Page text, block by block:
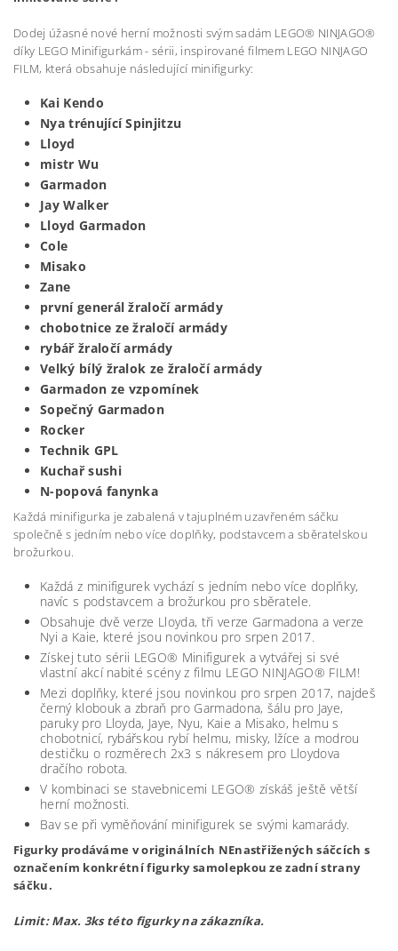
Dodej úžasné nové herní možnosti svým sadám LEGO® NINJAGO®
díky LEGO Minifigurkám - sérii, inspirované filmem LEGO NINJAGO
FILM, která obsahuje následující minifigurky:
Kai Kendo
Nya trénující Spinjitzu
Lloyd
mistr Wu
Garmadon
Jay Walker
Lloyd Garmadon
Cole
Misako
Zane
první generál žraločí armády
chobotnice ze žraločí armády
rybář žraločí armády
Velký bílý žralok ze žraločí armády
Garmadon ze vzpomínek
Sopečný Garmadon
Rocker
Technik GPL
Kuchař sushi
N-popová fanynka
Každá minifigurka je zabalená v tajuplném uzavřeném sáčku
společně s jedním nebo více doplňky, podstavcem a sběratelskou
brožurkou.
Každá z minifigurek vychází s jedním nebo více doplňky,
navíc s podstavcem a brožurkou pro sběratele.
Obsahuje dvě verze Lloyda, tři verze Garmadona a verze
Nyi a Kaie, které jsou novinkou pro srpen 2017.
Získej tuto sérii LEGO® Minifigurek a vytvářej si své
vlastní akcí nabité scény z filmu LEGO NINJAGO® FILM!
Mezi doplňky, které jsou novinkou pro srpen 2017, najdeš
černý klobouk a zbraň pro Garmadona, šálu pro Jaye,
paruky pro Lloyda, Jaye, Nyu, Kaie a Misako, helmu s
chobotnicí, rybářskou rybí helmu, misky, lžíce a modrou
destičku o rozměrech 2x3 s nákresem pro Lloydova
dračího robota.
V kombinaci se stavebnicemi LEGO® získáš ještě větší
herní možnosti.
Bav se při vyměňování minifigurek se svými kamarády.
Figurky prodáváme v originálních NEnastřižených sáčcích s
označením konkrétní figurky samolepkou ze zadní strany
sáčku.
Limit: Max. 3ks této figurky na zákazníka.